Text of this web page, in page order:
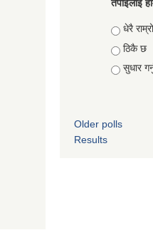
तपाईलाई
Choices
धेरै राम्रो
ठिकै छ
सुधार
Older polls
Results